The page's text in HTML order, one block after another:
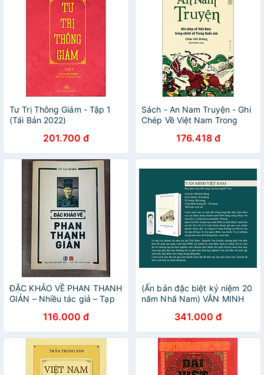
Tư Trị Thông Giám - Tập 1
(Tái Bản 2022)
201.700 đ
Sách - An Nam Truyện - Ghi
Chép Về Việt Nam Trong
Châu Hải Đường - NXB Hội
Nhà Văn - Tao Đàn
176.418 đ
ĐẶC KHẢO VỀ PHAN THANH
GIẢN – Nhiều tác giả – Tạp
116.000 đ
(Ấn bản đặc biệt kỷ niệm 20
năm Nhã Nam) VĂN MINH
Huyên – Đỗ Trọng Quang
dịch – Nhã Nam – NXB Hội
nhà văn
341.000 đ